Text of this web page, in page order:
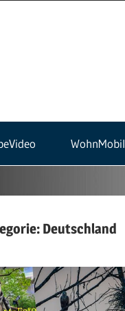
WohnMobil
Deutschland